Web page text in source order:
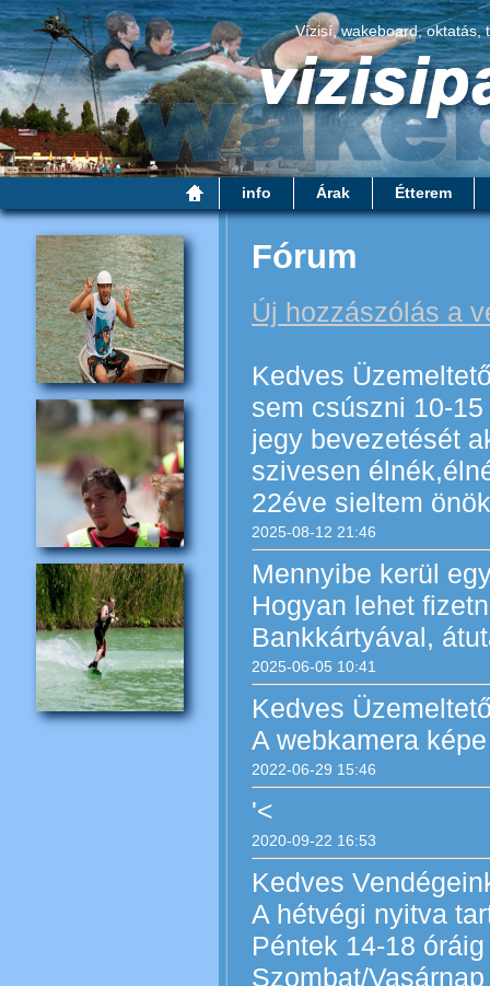
Vízisí, wakeboard, oktatás,
info Árak Étterem
Fórum
Új hozzászólás a
2025-08-12 21:46
Kedves
sem csúszni 10-
jegy bevezetését
szivesen
22éve sieltem
2025-06-05 10:41
Mennyibe kerül
Hogyan lehet
Bankkártyával,
2022-06-29 15:46
Kedves
A webkamera
2020-09-22 16:53
'<
Kedves
A hétvégi nyitva
Péntek 14-18 óráig
Szombat/